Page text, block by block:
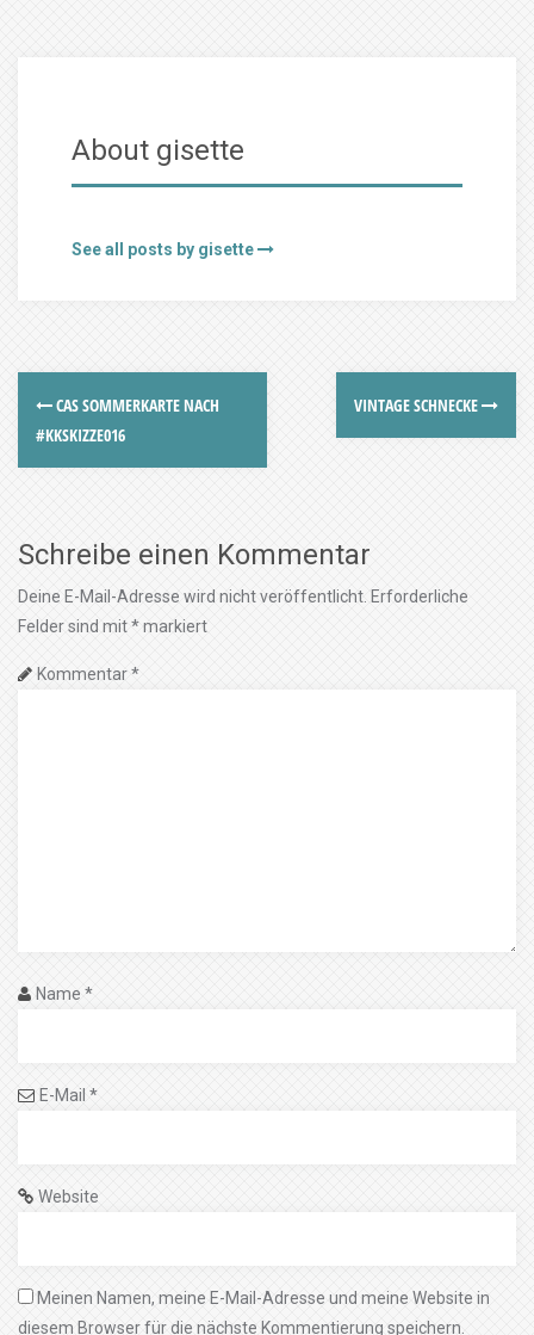
About gisette
See all posts by gisette
CAS SOMMERKARTE NACH
#KKSKIZZE016
VINTAGE SCHNECKE
Schreibe einen Kommentar
Deine E-Mail-Adresse wird nicht veröffentlicht. Erforderliche
Felder sind mit*markiert
Kommentar*
Name *
E-Mail *
Website
Meinen Namen, meine E-Mail-Adresse und meine Website in
diesem Browser für die nächste Kommentierung speichern.